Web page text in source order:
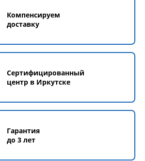
Компенсируем
доставку
Сертифицированный
центр в Иркутске
Гарантия
до 3 лет